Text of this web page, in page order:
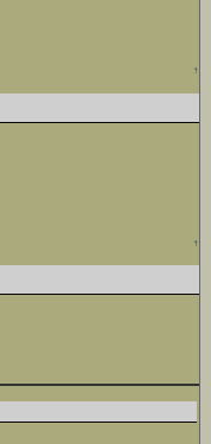
↑
↑